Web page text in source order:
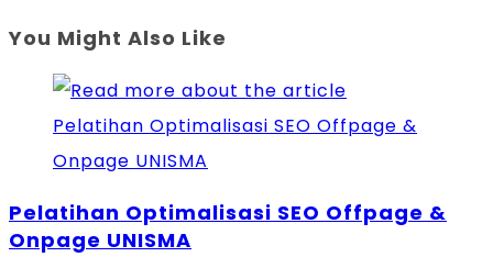
You Might Also Like
Pelatihan Optimalisasi SEO Offpage &
Onpage UNISMA